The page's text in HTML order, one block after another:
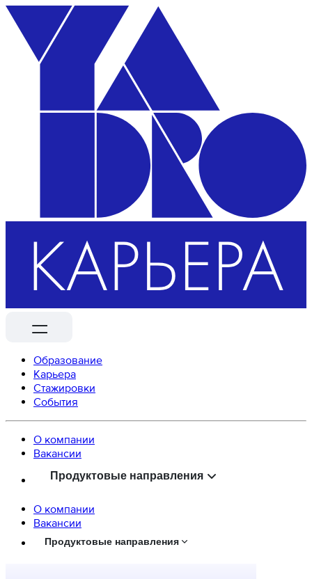
Образование
Карьера
Стажировки
События
О компании
Вaкансии
Продуктовые направления
О компании
Вaкансии
Продуктовые направления